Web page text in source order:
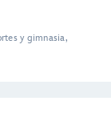
y gimnasia,